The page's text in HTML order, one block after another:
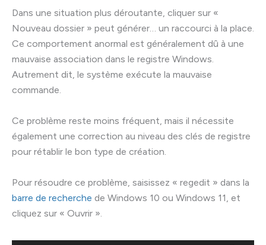
Dans une situation plus déroutante, cliquer sur «
Nouveau dossier » peut générer… un raccourci à la place.
Ce comportement anormal est généralement dû à une
mauvaise association dans le registre Windows.
Autrement dit, le système exécute la mauvaise
commande.
Ce problème reste moins fréquent, mais il nécessite
également une correction au niveau des clés de registre
pour rétablir le bon type de création.
Pour résoudre ce problème, saisissez « regedit » dans la
barre de recherche de Windows 10 ou Windows 11, et
cliquez sur « Ouvrir ».